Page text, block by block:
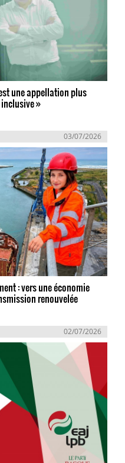
une appellation plus
»
03/07/2026
: vers une économie
renouvelée
02/07/2026